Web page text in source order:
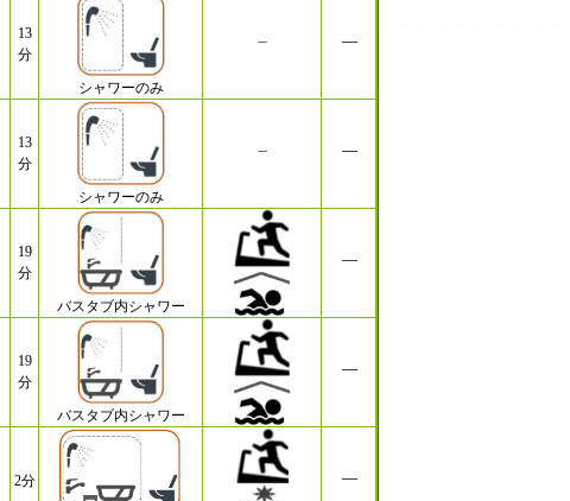
13
分
シャワーのみ
13
分
シャワーのみ
19
分
バスタブ内シャワー
19
分
バスタブ内シャワー
2分